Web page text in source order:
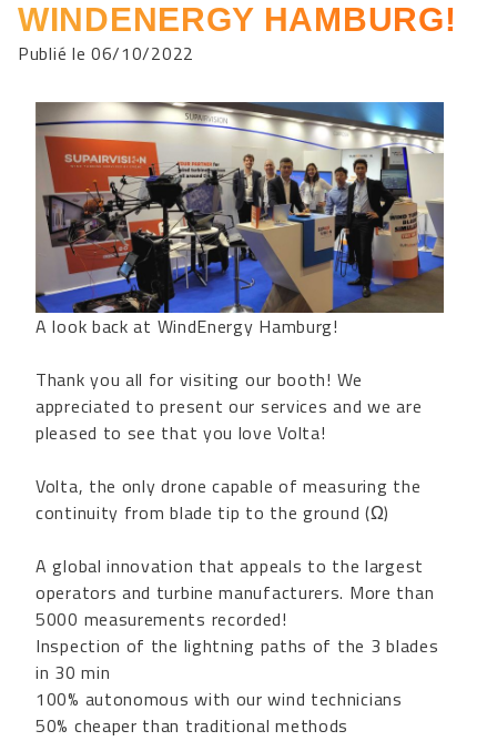
WINDENERGY HAMBURG!
Publié le 06/10/2022
A look back at WindEnergy Hamburg!
Thank you all for visiting our booth! We
appreciated to present our services and we are
pleased to see that you loveVolta!
Volta, the only drone capable of measuring the
continuity from blade tip to the ground (Ω)
A global innovation that appeals to the largest
operators and turbine manufacturers. More than
5000 measurements recorded!
Inspection of the lightning paths of the 3 blades
in 30 min
100% autonomous with our wind technicians
50% cheaper than traditional methods